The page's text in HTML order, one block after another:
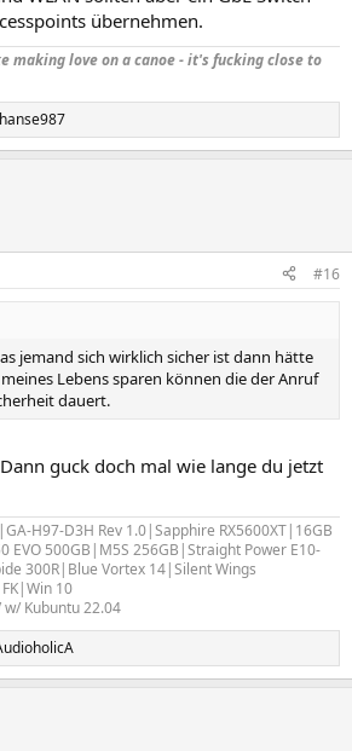
übernehmen.
making love on a canoe - it's fucking close to
hanse987
#16
jemand sich wirklich sicher ist dann hätte
Lebens sparen können die der Anruf
dauert.
Dann guck doch mal wie lange du jetzt
H97-D3H Rev 1.0|Sapphire RX5600XT|16GB
EVO 500GB|M5S 256GB|Straight Power E10-
300R|Blue Vortex 14|Silent Wings
10
w/ Kubuntu 22.04